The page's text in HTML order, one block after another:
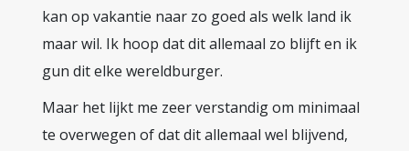
kan op vakantie naar zo goed als welk land ik
maar wil. Ik hoop dat dit allemaal zo blijft en ik
gun dit elke wereldburger.
Maar het lijkt me zeer verstandig om minimaal
te overwegen of dat dit allemaal wel blijvend,